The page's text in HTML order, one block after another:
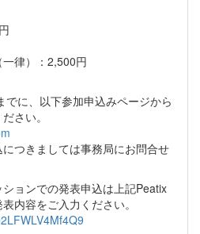
律）：2,500円
に、以下参加申込みページから
さい。
つきましては事務局にお問合せ
ョンでの発表申込は上記Peatix
内容をご入力ください。